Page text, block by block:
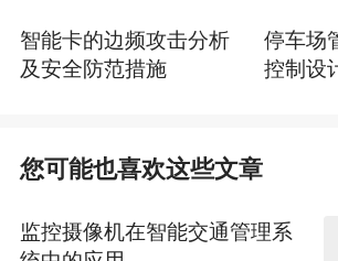
智能卡的边频攻击分析
及安全防范措施
停车场
控制设
您可能也喜欢这些文章
监控摄像机在智能交通管理系